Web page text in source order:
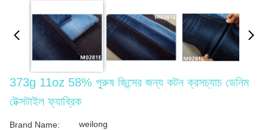
373g 11oz 58% পুরুষ জিন্সের জন্য কটন ক্রসচ্যাচ ডেনিম
টেক্সটাইল ফ্যাব্রিক
Brand Name: weilong